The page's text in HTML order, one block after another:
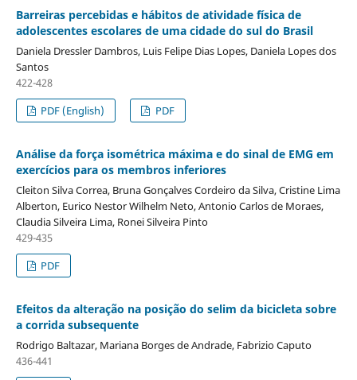
Barreiras percebidas e hábitos de atividade física de
adolescentes escolares de uma cidade do sul do Brasil
Daniela Dressler Dambros, Luis Felipe Dias Lopes, Daniela Lopes dos
Santos
422-428
PDF (English)
PDF
Análise da força isométrica máxima e do sinal de EMG em
exercícios para os membros inferiores
Cleiton Silva Correa, Bruna Gonçalves Cordeiro da Silva, Cristine Lima
Alberton, Eurico Nestor Wilhelm Neto, Antonio Carlos de Moraes,
Claudia Silveira Lima, Ronei Silveira Pinto
429-435
PDF
Efeitos da alteração na posição do selim da bicicleta sobre
a corrida subsequente
Rodrigo Baltazar, Mariana Borges de Andrade, Fabrizio Caputo
436-441